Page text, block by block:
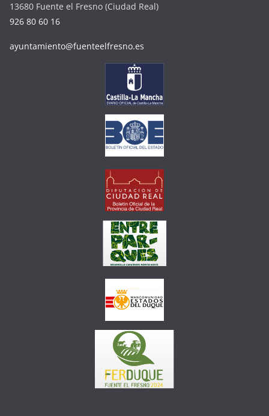
13680 Fuente el Fresno (Ciudad Real)
926 80 60 16
ayuntamiento@fuenteelfresno.es